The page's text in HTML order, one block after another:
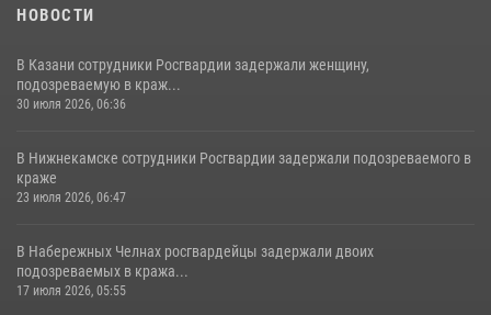
НОВОСТИ
В Казани сотрудники Росгвардии задержали женщину,
подозреваемую в краж...
30 июля 2026, 06:36
В Нижнекамске сотрудники Росгвардии задержали подозреваемого в
краже
23 июля 2026, 06:47
В Набережных Челнах росгвардейцы задержали двоих
подозреваемых в кража...
17 июля 2026, 05:55